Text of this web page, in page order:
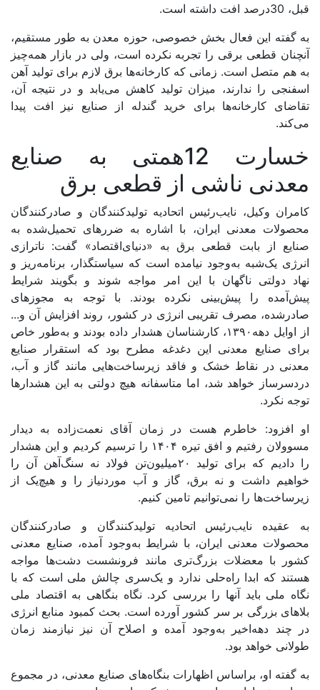
قبل، 30‌درصد افت داشته است.
به گفته‌‌ این فعال بخش خصوصی، حوزه‌‌ معدن به طور مستقیم،
آنچنان قطعی برقی را تجربه نکرده است، ولی در بازار همه‌چیز
به هم متصل است. زمانی که کارخانه‌‌‌ها برق لازم برای تولید آهن
اسفنجی را ندارند، میزان تولید کاهش می‌‌‌یابد و در نتیجه‌‌ آن،
تقاضای کارخانه‌‌‌ها برای خرید گندله از صنایع نیز افت پیدا
می‌کند.
خسارت 12همتی به صنایع
معدنی ناشی از قطعی برق
کامران وکیل، نایب‌‌‌‌‌‌‌‌‌‌‌‌‌‌‌رئیس اتحادیه تولیدکنندگان و صادرکنندگان
محصولات معدنی ایران، با اشاره به ضررهای تحمیل‌شده به
صنایع از بابت قطعی برق به «دنیای‌اقتصاد» گفت: ناترازی
انرژی یک‌‌‌شبه به‌‌‌وجود نیامده است که سیاستگذار، برنامه‌‌‌‌‌‌‌‌‌‌‌‌‌‌‌ریز و
نهاد دولتی ناگهان با این امر مواجه شوند و بگویند شرایط
پیش‌‌‌آمده را پیش‌بینی نکرده بودند. با توجه به مجوزهای
صادر‌‌‌شده، مصرف تقریبی انرژی در کشور، روند افزایش آن و...
از اوایل دهه‌‌‌۱۳۹۰، کارشناسان هشدار داده بودند و به‌‌‌طور خاص
برای صنایع معدنی این دغدغه مطرح بود که استقرار صنایع
معدنی در نقاط خشک و فاقد زیرساخت‌‌‌هایی مانند گاز و آب،
دردسرساز خواهد شد، اما متاسفانه هیچ دولتی به این هشدارها
توجه نکرد.
او افزود: خاطرم هست در زمان آقای نعمت‌‌‌‌‌‌‌‌‌‌‌‌‌‌‌زاده به دیدار
مسوولان رفتیم و افق تیره ۱۴۰۴ را ترسیم کردیم و این هشدار
را دادیم که برای تولید ۲۰‌‌‌میلیون‌‌‌تن فولاد نه سنگ‌‌‌آهن آن را
خواهیم ‌‌‌داشت و نه برق، گاز و آب مورد‌‌‌نیاز را و هیچ‌‌‌یک از
زیرساخت‌‌‌ها را نمی‌‌‌توانیم تامین کنیم.
به عقیده نایب‌‌‌‌‌‌‌‌‌‌‌‌‌‌‌رئیس اتحادیه تولیدکنندگان و صادرکنندگان
محصولات معدنی ایران، با شرایط به‌‌‌وجود آمده، صنایع معدنی
کشور با معضلات بزرگ‌تری مانند فرونشست دشت‌‌‌‌‌‌‌‌‌‌‌‌‌‌‌ها مواجه
هستند که ابدا راه‌‌‌‌‌‌‌‌‌‌‌‌‌‌‌حلی ندارد و یک‌‌‌سری چالش‌‌‌ ملی است که با
نگاه ملی باید آنها را بررسی کرد. نگاه بنگاهی به اقتصاد ملی
بلاهای بزرگی بر سر کشور آورده است. بحث کمبود منابع انرژی
در چند دهه‌‌‌اخیر به‌‌‌وجود آمده و اصلاح آن نیز نیازمند زمان
طولانی خواهد بود.
به گفته‌‌‌‌‌‌‌‌‌‌‌‌ او، براساس اظهارات بنگاه‌‌‌های صنایع معدنی، در مجموع